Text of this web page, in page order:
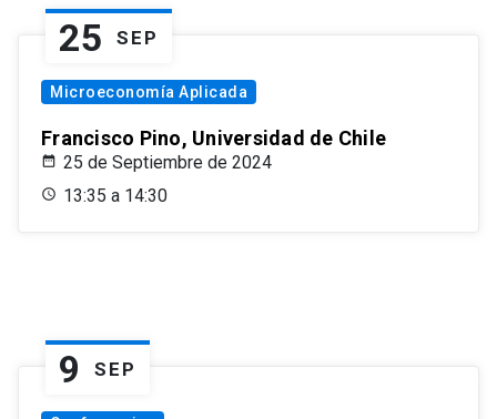
25 SEP
Microeconomía Aplicada
Francisco Pino, Universidad de Chile
25 de Septiembre de 2024
13:35 a 14:30
9 SEP